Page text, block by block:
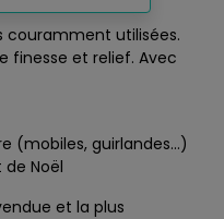
couramment utilisées.
finesse et relief. Avec
(mobiles, guirlandes…)
Noël
et la plus